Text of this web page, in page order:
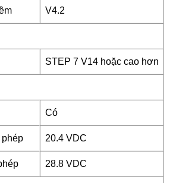
V4.2
STEP 7 V14 hoặc cao hơn
Có
20.4 VDC
28.8 VDC